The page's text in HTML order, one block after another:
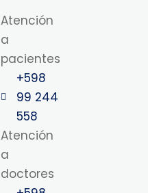
Atención
a
pacientes
+598
99 244
558
Atención
a
doctores